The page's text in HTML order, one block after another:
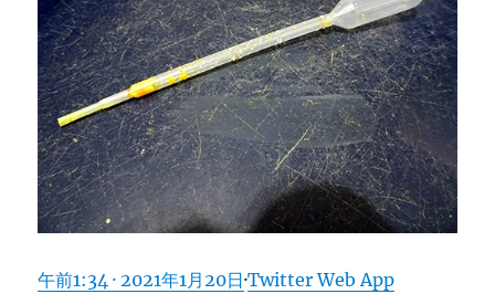
午前1:34 · 2021年1月20日·Twitter Web App